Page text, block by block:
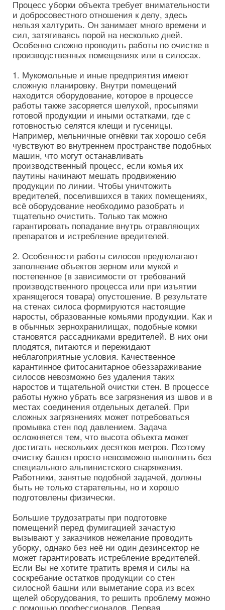
Процесс уборки объекта требует внимательности
и добросовестного отношения к делу, здесь
нельзя халтурить. Он занимает много времени и
сил, затягиваясь порой на несколько дней.
Особенно сложно проводить работы по очистке в
производственных помещениях или в силосах.
1. Мукомольные и иные предприятия имеют
сложную планировку. Внутри помещений
находится оборудование, которое в процессе
работы также засоряется шелухой, просыпями
готовой продукции и иными остатками, где с
готовностью селятся клещи и гусеницы.
Например, мельничные огнёвки так хорошо себя
чувствуют во внутреннем пространстве подобных
машин, что могут останавливать
производственный процесс, если комья их
паутины начинают мешать продвижению
продукции по линии. Чтобы уничтожить
вредителей, поселившихся в таких помещениях,
всё оборудование необходимо разобрать и
тщательно очистить. Только так можно
гарантировать попадание внутрь отравляющих
препаратов и истребление вредителей.
2. Особенности работы силосов предполагают
заполнение объектов зерном или мукой и
постепенное (в зависимости от требований
производственного процесса или при изъятии
хранящегося товара) опустошение. В результате
на стенах силоса формируются настоящие
наросты, образованные комьями продукции. Как и
в обычных зернохранилищах, подобные комки
становятся рассадниками вредителей. В них они
плодятся, питаются и пережидают
неблагоприятные условия. Качественное
карантинное фитосанитарное обеззараживание
силосов невозможно без удаления таких
наростов и тщательной очистки стен. В процессе
работы нужно убрать все загрязнения из швов и в
местах соединения отдельных деталей. При
сложных загрязнениях может потребоваться
промывка стен под давлением. Задача
осложняется тем, что высота объекта может
достигать нескольких десятков метров. Поэтому
очистку башен просто невозможно выполнить без
специального альпинистского снаряжения.
Работники, занятые подобной задачей, должны
быть не только старательны, но и хорошо
подготовлены физически.
Большие трудозатраты при подготовке
помещений перед фумигацией зачастую
вызывают у заказчиков нежелание проводить
уборку, однако без неё ни один дезинсектор не
может гарантировать истребление вредителей.
Если Вы не хотите тратить время и силы на
соскребание остатков продукции со стен
силосной башни или выметание сора из всех
щелей оборудования, то решить проблему можно
с помощью профессионалов. Первая